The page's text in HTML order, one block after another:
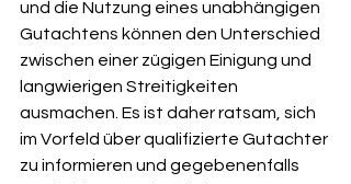
und die Nutzung eines unabhängigen
Gutachtens können den Unterschied
zwischen einer zügigen Einigung und
langwierigen Streitigkeiten
ausmachen. Es ist daher ratsam, sich
im Vorfeld über qualifizierte Gutachter
zu informieren und gegebenenfalls